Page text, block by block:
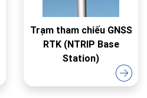
Trạm tham chiếu GNSS
RTK (NTRIP Base
Station)